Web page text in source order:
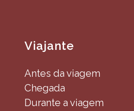
Viajante
Antes da viagem
Chegada
Durante a viagem